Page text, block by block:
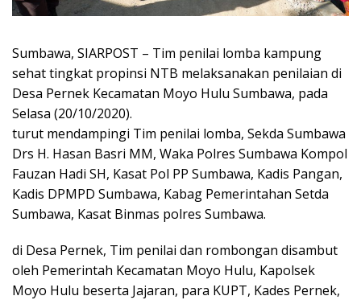
Sumbawa, SIARPOST – Tim penilai lomba kampung
sehat tingkat propinsi NTB melaksanakan penilaian di
Desa Pernek Kecamatan Moyo Hulu Sumbawa, pada
Selasa (20/10/2020).
turut mendampingi Tim penilai lomba, Sekda Sumbawa
Drs H. Hasan Basri MM, Waka Polres Sumbawa Kompol
Fauzan Hadi SH, Kasat Pol PP Sumbawa, Kadis Pangan,
Kadis DPMPD Sumbawa, Kabag Pemerintahan Setda
Sumbawa, Kasat Binmas polres Sumbawa.
di Desa Pernek, Tim penilai dan rombongan disambut
oleh Pemerintah Kecamatan Moyo Hulu, Kapolsek
Moyo Hulu beserta Jajaran, para KUPT, Kades Pernek,